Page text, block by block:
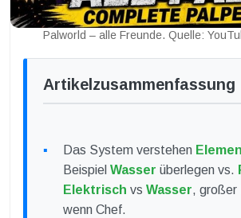
Palworld – alle Freunde. Quelle:
Artikelzusammenfassung
Das System verstehen
Beispiel Wasser überlegen vs.
Elektrisch vs Wasser, großer
wenn Chef.